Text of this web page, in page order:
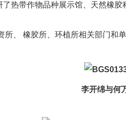
带作物品种展示馆、天然橡胶
橡胶所、环植所相关部门和单
李开绵与何